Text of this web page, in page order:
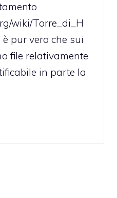
wiki/Torre_di_H
è pur vero che sui
file relativamente
in parte la